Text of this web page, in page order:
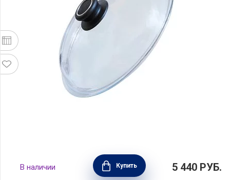
Крышка стеклянная 28 см, Gastrolux, Дания,
GAS28-0
В наличии Купить 5 440 РУБ.